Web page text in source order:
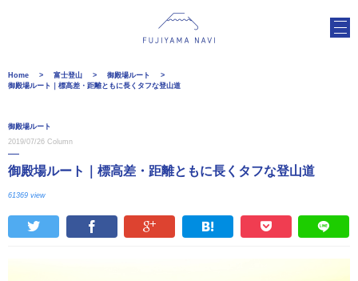
Home 富士登山
御殿場ルート
御殿場ルート｜標高差・距離ともに長くタフな登山道
御殿場ルート
2019/07/26 Column
御殿場ルート｜標高差・距離ともに長くタフな登山道
61369 view